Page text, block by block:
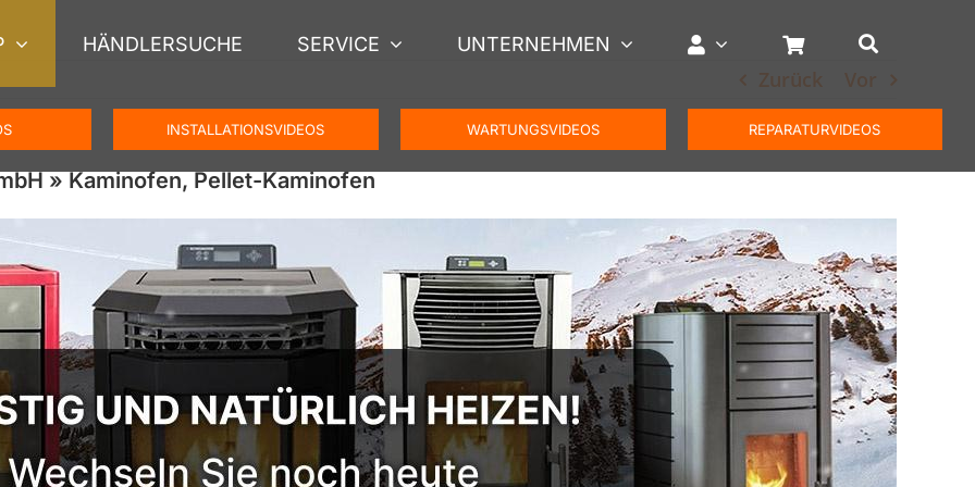
HÄNDLERSUCHE SERVICE UNTERNEHMEN
INSTALLATIONSVIDEOS WARTUNGSVIDEOS REPARATURVIDEOS
Zurück Vor
» Kaminofen, Pellet-Kaminofen